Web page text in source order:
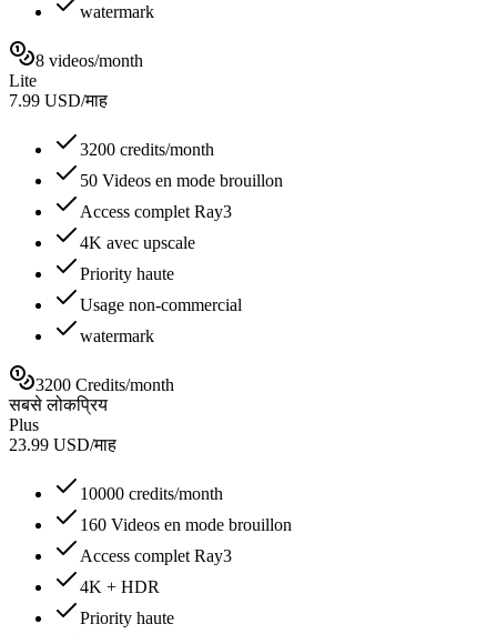
watermark
8 videos/month
Lite
7.99 USD/माह
3200 credits/month
50 Videos en mode brouillon
Access complet Ray3
4K avec upscale
Priority haute
Usage non-commercial
watermark
3200 Credits/month
सबसे लोकप्रिय
Plus
23.99 USD/माह
10000 credits/month
160 Videos en mode brouillon
Access complet Ray3
4K + HDR
Priority haute